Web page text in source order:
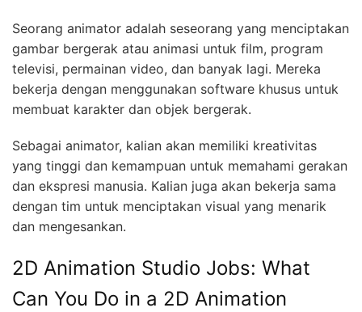
Seorang animator adalah seseorang yang menciptakan
gambar bergerak atau animasi untuk film, program
televisi, permainan video, dan banyak lagi. Mereka
bekerja dengan menggunakan software khusus untuk
membuat karakter dan objek bergerak.
Sebagai animator, kalian akan memiliki kreativitas
yang tinggi dan kemampuan untuk memahami gerakan
dan ekspresi manusia. Kalian juga akan bekerja sama
dengan tim untuk menciptakan visual yang menarik
dan mengesankan.
2D Animation Studio Jobs: What
Can You Do in a 2D Animation